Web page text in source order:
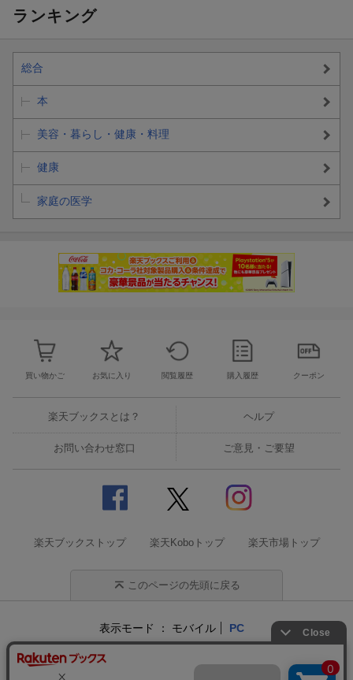
ランキング
総合
本
美容・暮らし・健康・料理
健康
家庭の医学
買い物かご お気に入り 閲覧履歴 購入履歴 クーポン
楽天ブックスとは？ ヘルプ
お問い合わせ窓口 ご意見・ご要望
楽天ブックストップ 楽天Koboトップ 楽天市場トップ
このページの先頭に戻る
表示モード モバイル PC
企業情報 個人情報保護方針